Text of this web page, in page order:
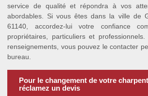
service de qualité et répondra à vos
abordables. Si vous êtes dans la ville de
61140, accordez-lui votre confiance
propriétaires, particuliers et
renseignements, vous pouvez le contacter
bureau.
Pour le changement de votre
réclamez un devis